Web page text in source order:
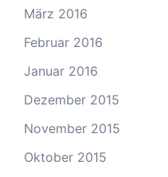
März 2016
Februar 2016
Januar 2016
Dezember 2015
November 2015
Oktober 2015